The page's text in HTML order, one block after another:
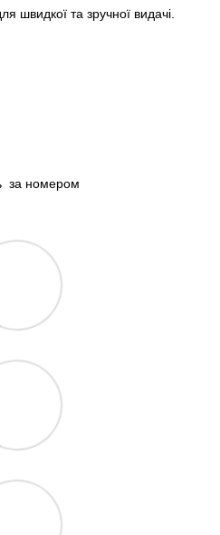
швидкої та зручної видачі.
за номером